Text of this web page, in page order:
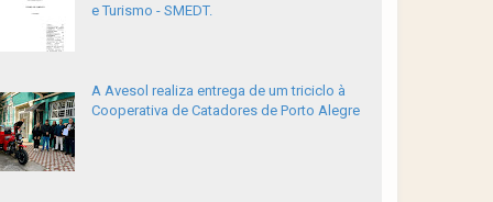
e Turismo - SMEDT.
A Avesol realiza entrega de um triciclo à
Cooperativa de Catadores de Porto Alegre